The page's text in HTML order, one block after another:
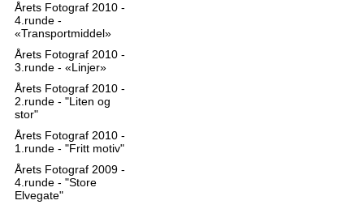
Årets Fotograf 2010 -
4.runde -
«Transportmiddel»
Årets Fotograf 2010 -
3.runde - «Linjer»
Årets Fotograf 2010 -
2.runde - "Liten og
stor"
Årets Fotograf 2010 -
1.runde - "Fritt motiv"
Årets Fotograf 2009 -
4.runde - "Store
Elvegate"